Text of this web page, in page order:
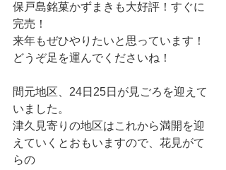
保戸島銘菓かずまきも大好評！すぐに
完売！
来年もぜひやりたいと思っています！
どうぞ足を運んでくださいね！
間元地区、24日25日が見ごろを迎えて
いました。
津久見寄りの地区はこれから満開を迎
えていくとおもいますので、花見がて
らの